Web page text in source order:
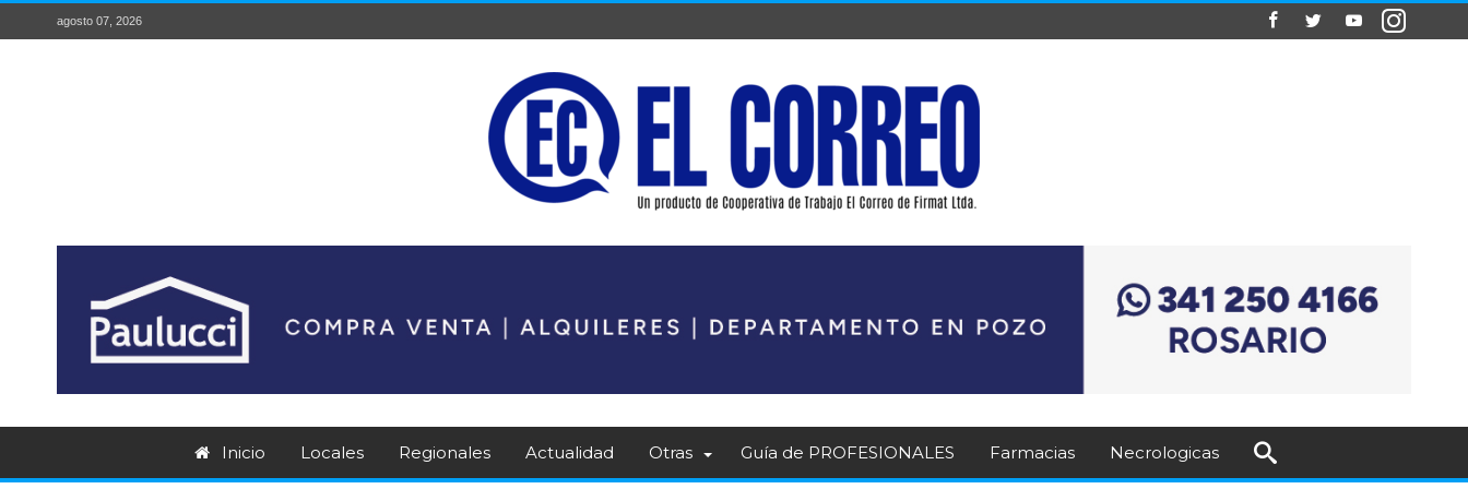
agosto 07, 2026
Inicio Locales Regionales Actualidad Otras Guía de PROFESIONALES Farmacias Necrologicas